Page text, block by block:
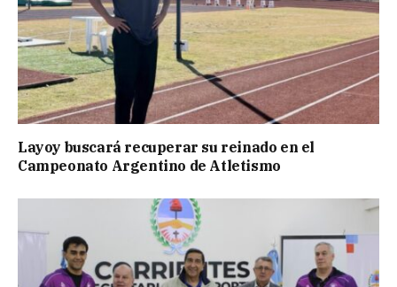
Layoy buscará recuperar su reinado en el
Campeonato Argentino de Atletismo